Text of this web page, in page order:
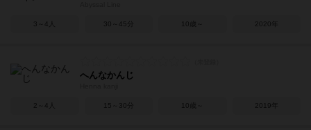
3～4人 30～45分 10歳～ 2020年
へんなかんじ
2～4人 15～30分 10歳～ 2019年